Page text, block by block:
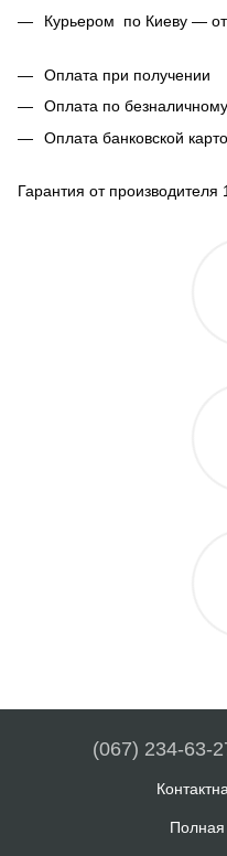
Курьером по Киеву — от
Оплата при получении
Оплата по
Оплата банковской
Гарантия от производителя
(067) 234-63-
Полная